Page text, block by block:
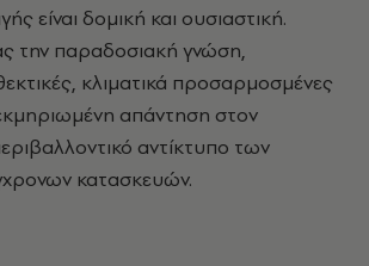
είναι δομική και ουσιαστική.
την παραδοσιακή γνώση,
κλιματικά προσαρμοσμένες
απάντηση στον
αντίκτυπο των
κατασκευών.